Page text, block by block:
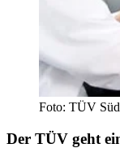
Foto: TÜV Süd
Der TÜV geht